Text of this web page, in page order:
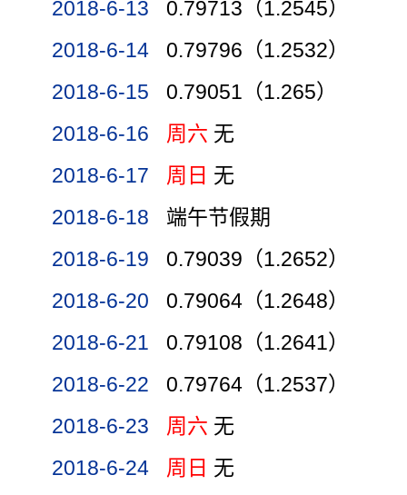
2018-6-13
0.79713（1.2545）
2018-6-14
0.79796（1.2532）
2018-6-15
0.79051（1.265）
2018-6-16
周六 无
2018-6-17
周日 无
2018-6-18
端午节假期
2018-6-19
0.79039（1.2652）
2018-6-20
0.79064（1.2648）
2018-6-21
0.79108（1.2641）
2018-6-22
0.79764（1.2537）
2018-6-23
周六 无
2018-6-24
周日 无